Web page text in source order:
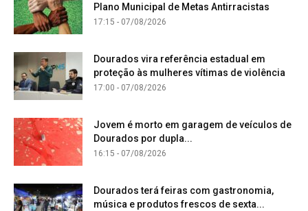
Plano Municipal de Metas Antirracistas
17:15 - 07/08/2026
Dourados vira referência estadual em
proteção às mulheres vítimas de violência
17:00 - 07/08/2026
Jovem é morto em garagem de veículos de
Dourados por dupla...
16:15 - 07/08/2026
Dourados terá feiras com gastronomia,
música e produtos frescos de sexta...